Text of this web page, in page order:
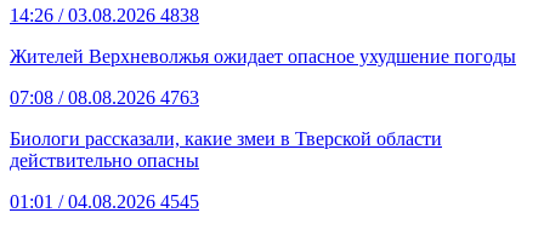
14:26 / 03.08.2026 4838
Жителей Верхневолжья ожидает опасное ухудшение погоды
07:08 / 08.08.2026 4763
Биологи рассказали, какие змеи в Тверской области
действительно опасны
01:01 / 04.08.2026 4545